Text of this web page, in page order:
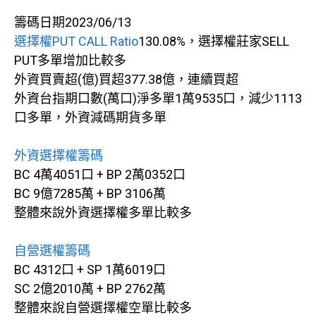
籌碼日期2023/06/13
選擇權PUT CALL Ratio130.08%，選擇權莊家SELL
PUT多單增加比較多
外資買賣超(億)買超377.38億，連續買超
外資台指期口數(萬口)淨多單1萬9535口，減少1113
口多單，外資減碼期貨多單
外資選擇權籌碼
BC 4萬4051口 + BP 2萬0352口
BC 9億7285萬 + BP 3106萬
整體來說外資選擇權多單比較多
自營選權籌碼
BC 4312口 + SP 1萬6019口
SC 2億2010萬 + BP 2762萬
整體來說自營選擇權空單比較多